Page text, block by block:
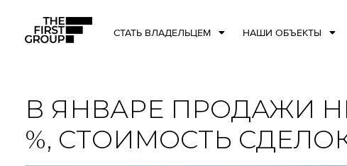
СТАТЬ ВЛАДЕЛЬЦЕМ НАШИ ОБЪЕКТЫ
В ЯНВАРЕ ПРОДАЖИ
%, СТОИМОСТЬ